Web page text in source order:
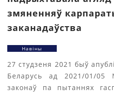
змяненняў
заканадаўства
Навіны
27 студзеня 2021 быў
Беларусь ад 2021/01/
законаў па пытаннях